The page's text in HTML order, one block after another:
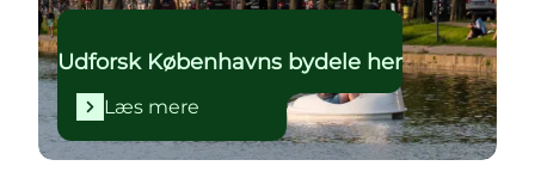
Udforsk Københavns bydele her
Læs mere